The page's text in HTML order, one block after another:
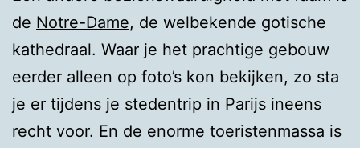
de Notre-Dame, de welbekende gotische
kathedraal. Waar je het prachtige gebouw
eerder alleen op foto’s kon bekijken, zo sta
je er tijdens je stedentrip in Parijs ineens
recht voor. En de enorme toeristenmassa is